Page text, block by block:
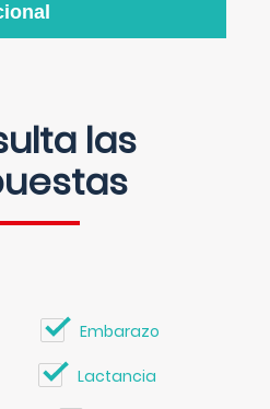
las
Embarazo
Lactancia